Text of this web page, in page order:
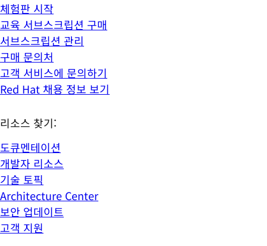
체험판 시작
교육 서브스크립션 구매
서브스크립션 관리
구매 문의처
고객 서비스에 문의하기
Red Hat 채용 정보 보기
리소스 찾기:
도큐멘테이션
개발자 리소스
기술 토픽
Architecture Center
보안 업데이트
고객 지원